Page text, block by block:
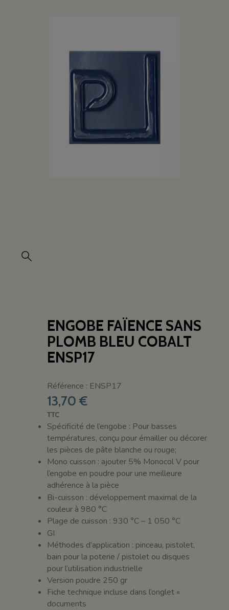
ENGOBE FAÏENCE SANS
PLOMB BLEU COBALT
ENSP17
Référence : ENSP17
13,70 €
TTC
Spécificité de l’engobe : Pour basses
températures, conçu pour émailler ou décorer
les pièces de pâte blanche ou rouge;
Mono cuisson : ajouter 5% Monocol V pour
l’engobe en poudre pour une meilleure
adhérence à la pièce
Bi-cuisson : développement maximal de la
couleur à 980 °C
Plage de cuisson : 930 °C – 1 050 °C
GI
Méthodes d’application : pinceau, pistolet,
bain pour la poterie / pistolet ou disques
pour l’utilisation industrielle
Version poudre 250 gr
Fiche technique incluse dans l’onglet «
documents